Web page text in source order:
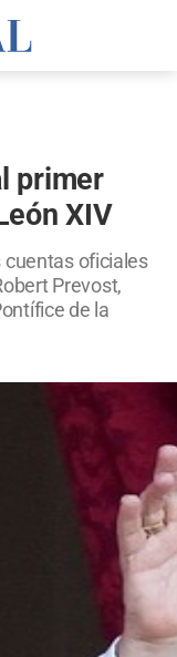
primer
XIV
cuentas oficiales
Prevost,
de la